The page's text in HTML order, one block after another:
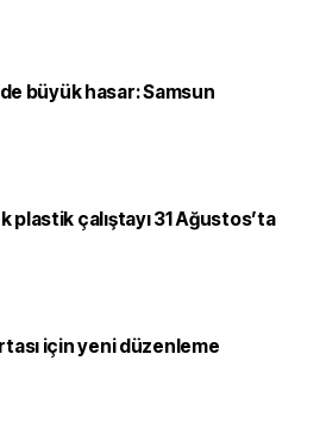
büyük hasar: Samsun
plastik çalıştayı 31 Ağustos’ta
için yeni düzenleme